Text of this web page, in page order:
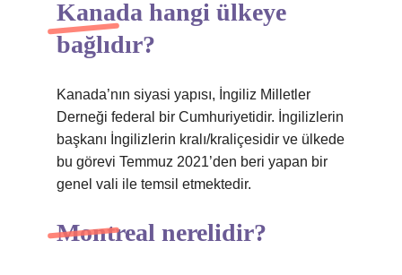
Kanada hangi ülkeye
bağlıdır?
Kanada’nın siyasi yapısı, İngiliz Milletler
Derneği federal bir Cumhuriyetidir. İngilizlerin
başkanı İngilizlerin kralı/kraliçesidir ve ülkede
bu görevi Temmuz 2021’den beri yapan bir
genel vali ile temsil etmektedir.
Montreal nerelidir?